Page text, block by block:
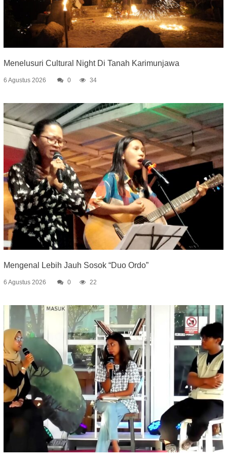
Menelusuri Cultural Night Di Tanah Karimunjawa
6 Agustus 2026 0 34
Mengenal Lebih Jauh Sosok “Duo Ordo”
6 Agustus 2026 0 22